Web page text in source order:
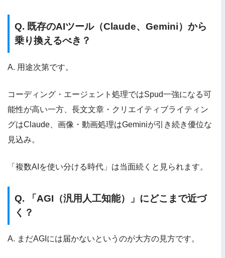
Q. 既存のAIツール（Claude、Gemini）から
乗り換えるべき？
A. 用途次第です。
コーディング・エージェント処理ではSpud一強になる可
能性が高い一方、長文文章・クリエイティブライティン
グはClaude、画像・動画処理はGeminiが引き続き優位な
見込み。
「複数AIを使い分ける時代」は当面続くと見られます。
Q. 「AGI（汎用人工知能）」にどこまで近づ
く？
A. まだAGIには届かないというのが大方の見方です。